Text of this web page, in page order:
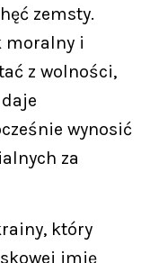
zemsty.
moralny i
z wolności,
wynosić
za
który
imię